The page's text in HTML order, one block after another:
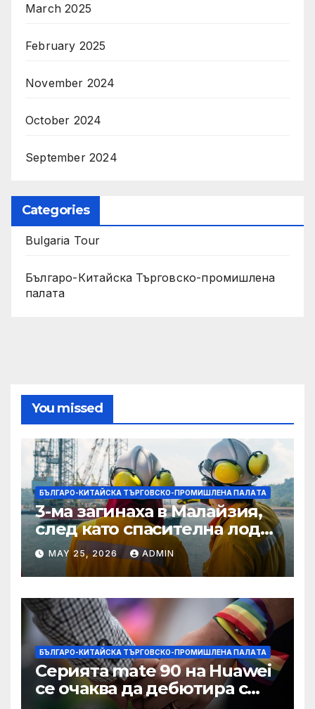
March 2025
February 2025
November 2024
October 2024
September 2024
Categories
Bulgaria Tour
Българо-Китайска Търговско-промишлена
палaта
You missed
БЪЛГАРО-КИТАЙСКА ТЪРГОВСКО-ПРОМИШЛЕНА ПАЛAТА
3-ма загинаха в Малайзия,
след като спасителна лодка
падна в морето от
плаващия кораб на
Petronas
MAY 25, 2026 ADMIN
БЪЛГАРО-КИТАЙСКА ТЪРГОВСКО-ПРОМИШЛЕНА ПАЛAТА
Серията mate 90 на Huawei
се очаква да дебютира с